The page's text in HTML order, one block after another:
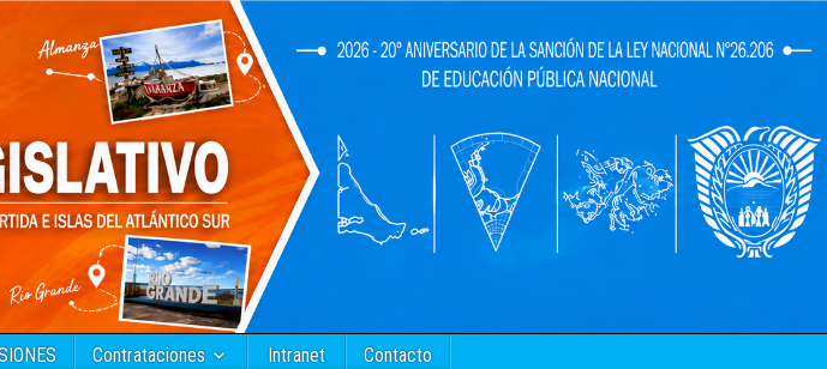
Contrataciones Intranet Contacto